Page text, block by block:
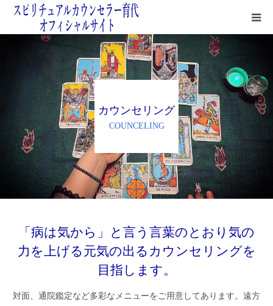
カウンセリング
COUNCELING
「病は気から」と言う言葉のとおり気の
力を上げる元気の出るカウンセリングを
目指します。
対面、通院鑑定など多彩なメニューをご用意してあります。遠方
鑑定サロン紹介
鑑定方法
よくある質問＆無料占い
鑑定料金＆お支払いについて
四次元の月